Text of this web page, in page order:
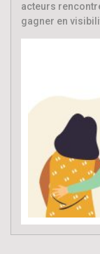
acteurs
gagner en